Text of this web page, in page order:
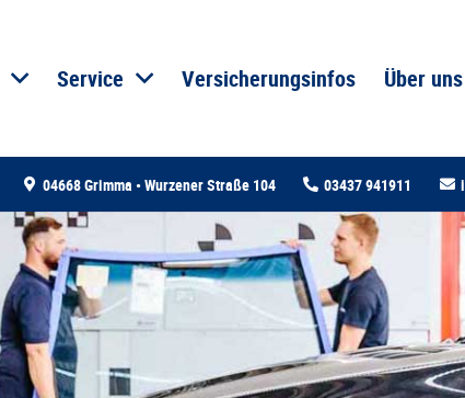
Service Versicherungsinfos Über uns
04668 Grimma • Wurzener Straße 104 03437 941911